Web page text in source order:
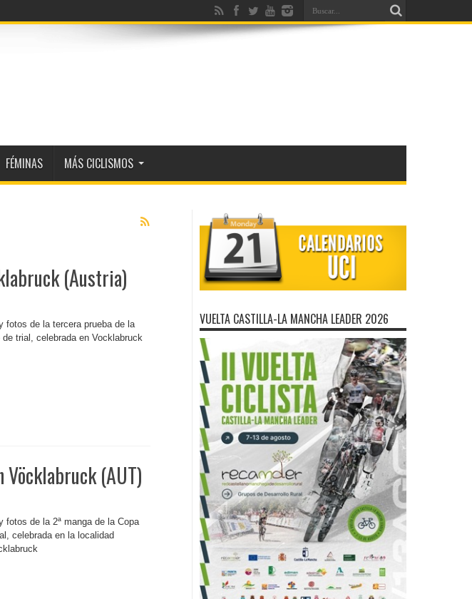
FÉMINAS MÁS CICLISMOS
(Austria)
fotos de la tercera prueba de la
de trial, celebrada en Vocklabruck
Vöcklabruck (AUT)
fotos de la 2ª manga de la Copa
celebrada en la localidad
VUELTA CASTILLA-LA MANCHA LEADER 2026